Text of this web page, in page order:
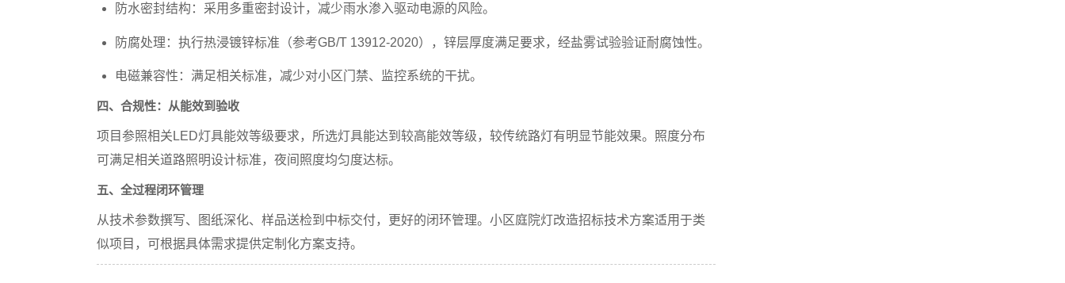
防水密封结构 ：采用多重密封设计，减少雨水渗入驱动电源的风险。
防腐处理 ：执行热浸镀锌标准（参考GB/T 13912-2020），锌层厚度满足要求，经盐雾试验验证耐腐蚀性。
电磁兼容性 ：满足相关标准，减少对小区门禁、监控系统的干扰。
四、合规性：从能效到验收
项目参照相关LED灯具能效等级要求，所选灯具能达到较高能效等级，较传统路灯有明显节能效果。照度分布
可满足相关道路照明设计标准，夜间照度均匀度达标。
五、全过程闭环管理
从技术参数撰写、图纸深化、样品送检到中标交付，更好的闭环管理。小区庭院灯改造招标技术方案适用于类
似项目，可根据具体需求提供定制化方案支持。